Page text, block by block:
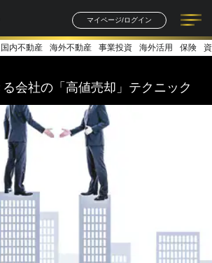
マイページ/ログイン
記事一覧 連載一覧
著者一覧 書籍一覧
国内不動産 海外不動産 事業投資 海外活用 保険
会社の「高値売却」テクニック